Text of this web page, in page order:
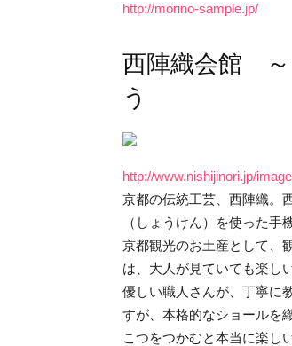
http://morino-sample.jp/
西陣織会館
う
http://www.nishijinori.jp/
京都の伝統工芸、西陣織。
（しょうけん）を使った手
京都観光のお土産として、
は、大人が見ていても楽し
優しい職人さんが、丁寧に
すが、本格的なショールを
こつをつかむと本当に楽し